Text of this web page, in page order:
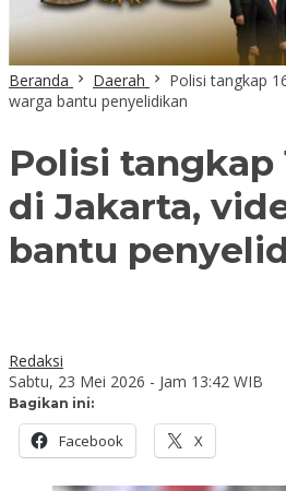
Beranda Daerah
Polisi tangkap
warga bantu penyelidikan
Polisi tangkap
di Jakarta,
bantu
Redaksi
Sabtu, 23 Mei 2026 - Jam 13:42 WIB
Bagikan ini:
Facebook X